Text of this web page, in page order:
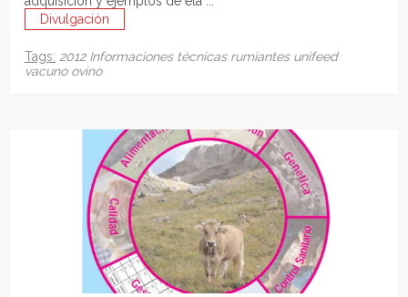
Divulgación
Tags: 2012 Informaciones técnicas rumiantes unifeed
vacuno ovino